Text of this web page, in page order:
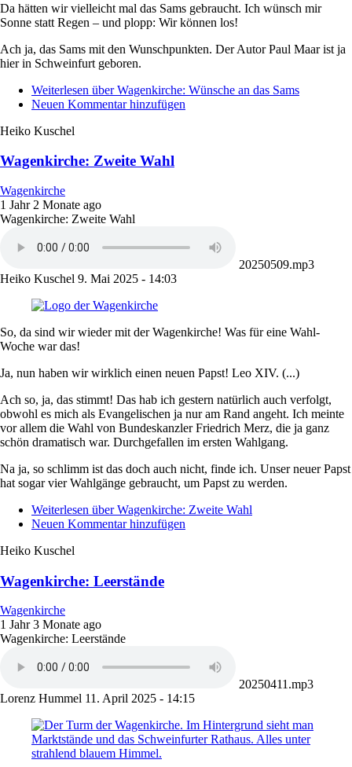
Da hätten wir vielleicht mal das Sams gebraucht. Ich wünsch mir
Sonne statt Regen – und plopp: Wir können los!
Ach ja, das Sams mit den Wunschpunkten. Der Autor Paul Maar ist ja
hier in Schweinfurt geboren.
Weiterlesen über Wagenkirche: Wünsche an das Sams
Neuen Kommentar hinzufügen
Heiko Kuschel
Wagenkirche: Zweite Wahl
Wagenkirche
1 Jahr 2 Monate ago
Wagenkirche: Zweite Wahl
20250509.mp3
Heiko Kuschel 9. Mai 2025 - 14:03
So, da sind wir wieder mit der Wagenkirche! Was für eine Wahl-
Woche war das!
Ja, nun haben wir wirklich einen neuen Papst! Leo XIV. (...)
Ach so, ja, das stimmt! Das hab ich gestern natürlich auch verfolgt,
obwohl es mich als Evangelischen ja nur am Rand angeht. Ich meinte
vor allem die Wahl von Bundeskanzler Friedrich Merz, die ja ganz
schön dramatisch war. Durchgefallen im ersten Wahlgang.
Na ja, so schlimm ist das doch auch nicht, finde ich. Unser neuer Papst
hat sogar vier Wahlgänge gebraucht, um Papst zu werden.
Weiterlesen über Wagenkirche: Zweite Wahl
Neuen Kommentar hinzufügen
Heiko Kuschel
Wagenkirche: Leerstände
Wagenkirche
1 Jahr 3 Monate ago
Wagenkirche: Leerstände
20250411.mp3
Lorenz Hummel 11. April 2025 - 14:15